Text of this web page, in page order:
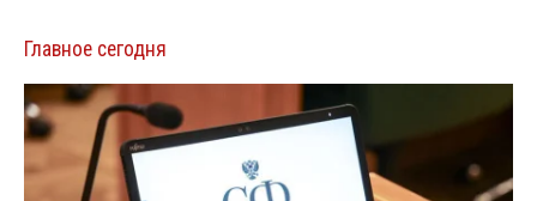
Главное сегодня